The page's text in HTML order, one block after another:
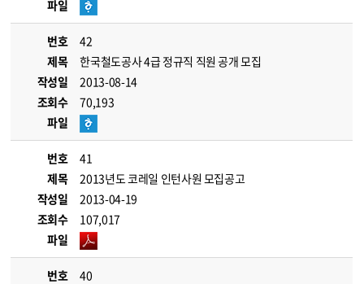
파일
번호
42
제목
한국철도공사 4급 정규직 직원 공개 모집
작성일
2013-08-14
조회수
70,193
파일
번호
41
제목
2013년도 코레일 인턴사원 모집공고
작성일
2013-04-19
조회수
107,017
파일
번호
40